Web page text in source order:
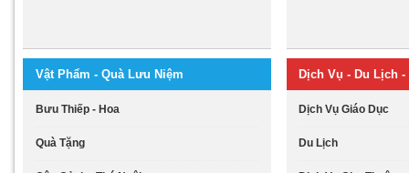
Vật Phẩm - Quà Lưu Niệm
Bưu Thiếp - Hoa
Quà Tặng
Dịch Vụ - Du Lịch
Dịch Vụ Giáo Dục
Du Lịch